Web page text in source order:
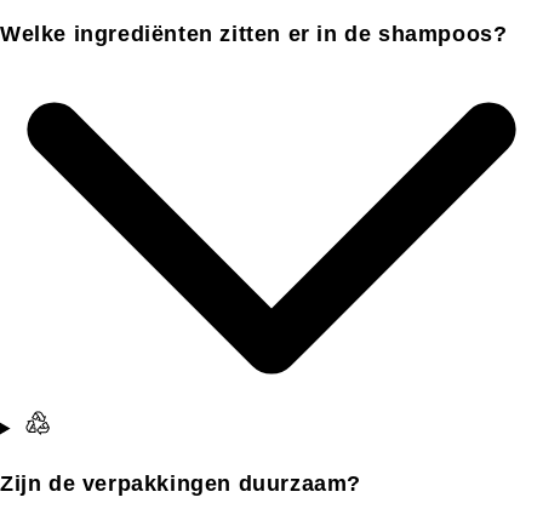
Welke ingrediënten zitten er in de shampoos?
Zijn de verpakkingen duurzaam?